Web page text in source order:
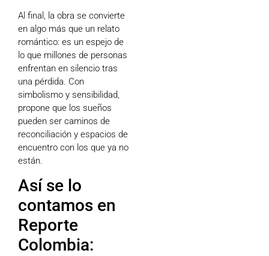
Al final, la obra se convierte
en algo más que un relato
romántico: es un espejo de
lo que millones de personas
enfrentan en silencio tras
una pérdida. Con
simbolismo y sensibilidad,
propone que los sueños
pueden ser caminos de
reconciliación y espacios de
encuentro con los que ya no
están.
Así se lo
contamos en
Reporte
Colombia: